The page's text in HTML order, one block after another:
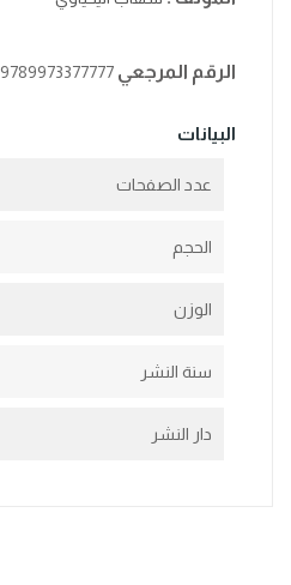
الرقم المرجعي 9789973377777
البيانات
عدد الصفحات
الحجم
الوزن
سنة النشر
دار النشر